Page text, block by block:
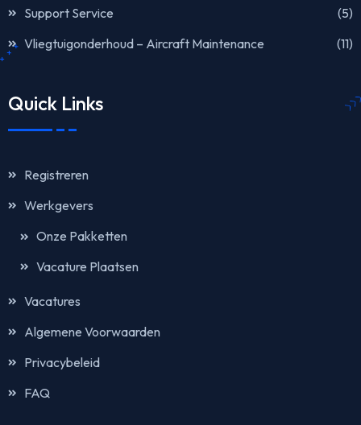
Support Service
(5)
Vliegtuigonderhoud – Aircraft Maintenance
(11)
Quick Links
Registreren
Werkgevers
Onze Pakketten
Vacature Plaatsen
Vacatures
Algemene Voorwaarden
Privacybeleid
FAQ